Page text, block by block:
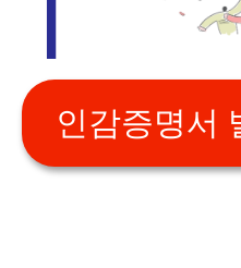
인감증명서